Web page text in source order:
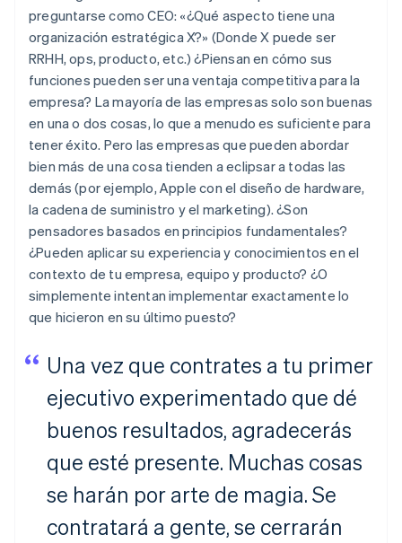
preguntarse como CEO: «¿Qué aspecto tiene una
organización estratégica X?» (Donde X puede ser
RRHH, ops, producto, etc.) ¿Piensan en cómo sus
funciones pueden ser una ventaja competitiva para la
empresa? La mayoría de las empresas solo son buenas
en una o dos cosas, lo que a menudo es suficiente para
tener éxito. Pero las empresas que pueden abordar
bien más de una cosa tienden a eclipsar a todas las
demás (por ejemplo, Apple con el diseño de hardware,
la cadena de suministro y el marketing). ¿Son
pensadores basados en principios fundamentales?
¿Pueden aplicar su experiencia y conocimientos en el
contexto de tu empresa, equipo y producto? ¿O
simplemente intentan implementar exactamente lo
que hicieron en su último puesto?
Una vez que contrates a tu primer
ejecutivo experimentado que dé
buenos resultados, agradecerás
que esté presente. Muchas cosas
se harán por arte de magia. Se
contratará a gente, se cerrarán